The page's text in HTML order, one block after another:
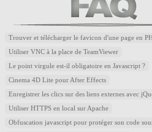
Trouver et télécharger le favicon d'une page en
Utiliser VNC à la place de TeamViewer
Le point virgule est-il obligatoire en Javascript ?
Cinema 4D Lite pour After Effects
Enregistrer les clics sur des liens externes avec
Utiliser HTTPS en local sur Apache
Obfuscation javascript pour protéger son code